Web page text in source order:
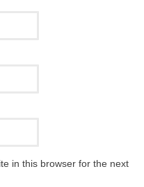
in this browser for the next